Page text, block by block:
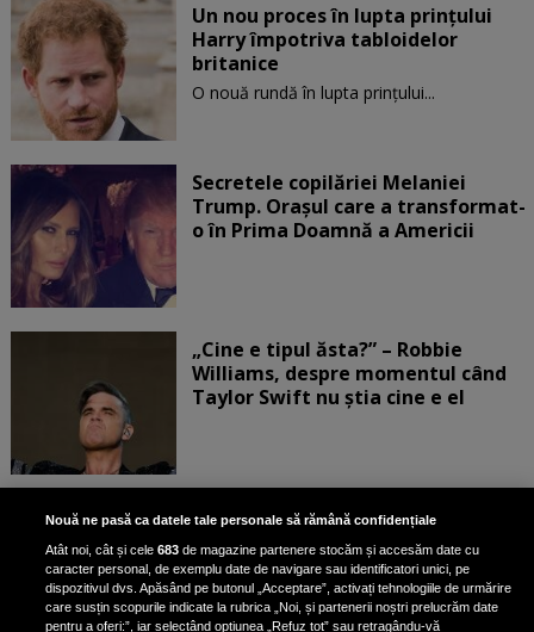
Un nou proces în lupta prinţului
Harry împotriva tabloidelor
britanice
O nouă rundă în lupta prinţului...
Secretele copilăriei Melaniei
Trump. Orașul care a transformat-
o în Prima Doamnă a Americii
„Cine e tipul ăsta?” – Robbie
Williams, despre momentul când
Taylor Swift nu știa cine e el
Bruce Dickinson, solistul trupei
Iron Maiden, şi-a arătat talentul
de scrimer la un concurs în Franţa
Nouă ne pasă ca datele tale personale să rămână confidențiale
Atât noi, cât și cele683 de magazine partenere stocăm și accesăm date cu
caracter personal, de exemplu date de navigare sau identificatori unici, pe
dispozitivul dvs. Apăsând pe butonul „Acceptare”, activați tehnologiile de urmărire
care susțin scopurile indicate la rubrica „Noi, și partenerii noștri prelucrăm date
pentru a oferi:”, iar selectând opțiunea „Refuz tot” sau retragându-vă